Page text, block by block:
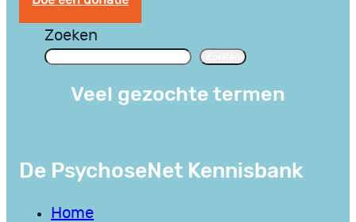
Zoeken
Veel gezochte termen
De PsychoseNet Kennisbank
Home